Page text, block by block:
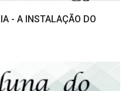
- A INSTALAÇÃO DO